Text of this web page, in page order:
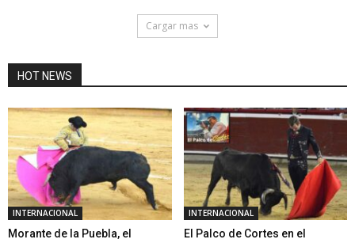
Cargar mas
HOT NEWS
INTERNACIONAL
Morante de la Puebla, el
INTERNACIONAL
El Palco de Cortes en el